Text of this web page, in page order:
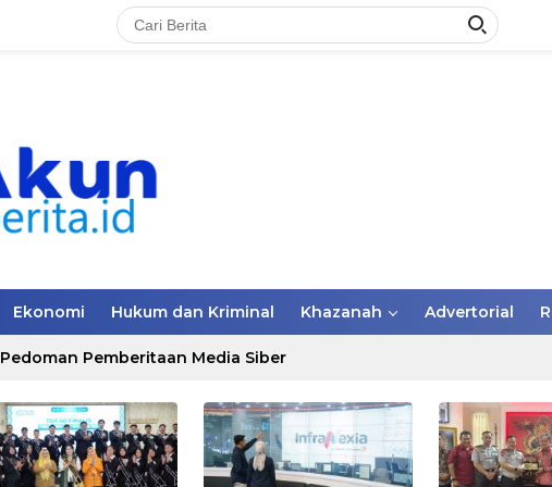
Ekonomi Hukum dan Kriminal Khazanah Advertorial
Pedoman Pemberitaan Media Siber